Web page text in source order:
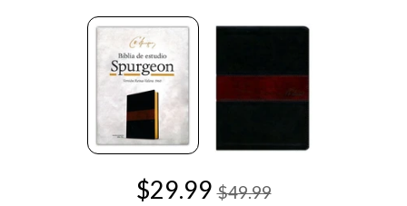
$29.99 $49.99